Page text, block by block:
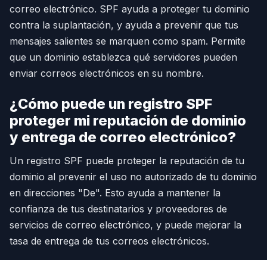
correo electrónico. SPF ayuda a proteger tu dominio
contra la suplantación, y ayuda a prevenir que tus
mensajes salientes se marquen como spam. Permite
que un dominio establezca qué servidores pueden
enviar correos electrónicos en su nombre.
¿Cómo puede un registro SPF
proteger mi reputación de dominio
y entrega de correo electrónico?
Un registro SPF puede proteger la reputación de tu
dominio al prevenir el uso no autorizado de tu dominio
en direcciones "De". Esto ayuda a mantener la
confianza de tus destinatarios y proveedores de
servicios de correo electrónico, y puede mejorar la
tasa de entrega de tus correos electrónicos.